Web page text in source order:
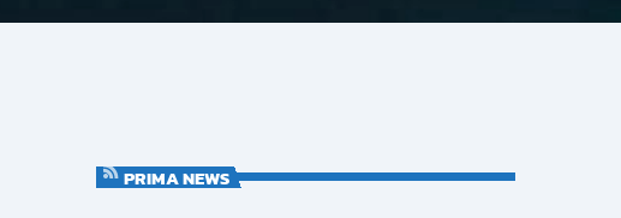
PRIMA NEWS